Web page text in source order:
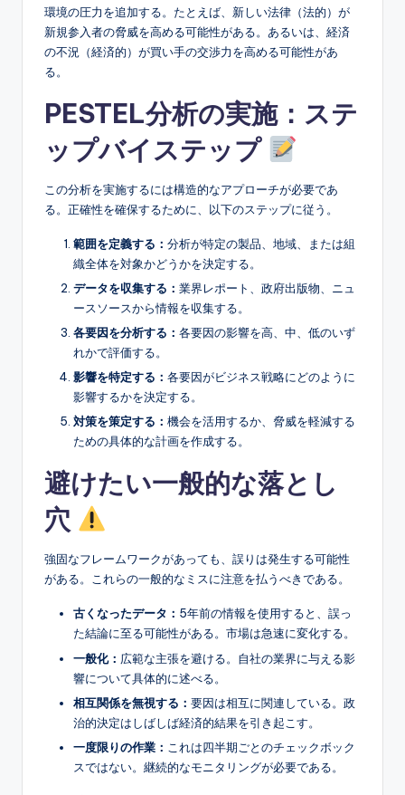
環境の圧力を追加する。たとえば、新しい法律（法的）が
新規参入者の脅威を高める可能性がある。あるいは、経済
の不況（経済的）が買い手の交渉力を高める可能性があ
る。
PESTEL分析の実施：ステ
ップバイステップ
この分析を実施するには構造的なアプローチが必要であ
る。正確性を確保するために、以下のステップに従う。
範囲を定義する： 分析が特定の製品、地域、または組
織全体を対象かどうかを決定する。
データを収集する： 業界レポート、政府出版物、ニュ
ースソースから情報を収集する。
各要因を分析する： 各要因の影響を高、中、低のいず
れかで評価する。
影響を特定する： 各要因がビジネス戦略にどのように
影響するかを決定する。
対策を策定する： 機会を活用するか、脅威を軽減する
ための具体的な計画を作成する。
避けたい一般的な落とし
穴
強固なフレームワークがあっても、誤りは発生する可能性
がある。これらの一般的なミスに注意を払うべきである。
古くなったデータ： 5年前の情報を使用すると、誤っ
た結論に至る可能性がある。市場は急速に変化する。
一般化： 広範な主張を避ける。自社の業界に与える影
響について具体的に述べる。
相互関係を無視する： 要因は相互に関連している。政
治的決定はしばしば経済的結果を引き起こす。
一度限りの作業： これは四半期ごとのチェックボック
スではない。継続的なモニタリングが必要である。